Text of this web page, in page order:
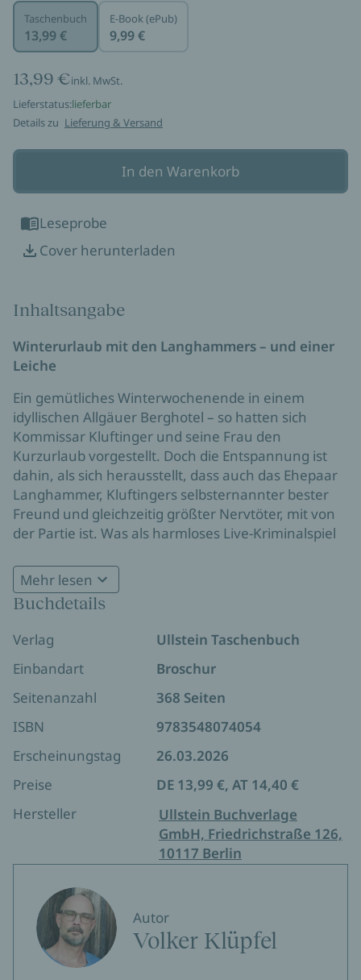
Taschenbuch
13,99 €
E-Book (ePub)
9,99 €
13,99 €inkl. MwSt.
Lieferstatus:lieferbar
Details zu Lieferung & Versand
In den Warenkorb
Leseprobe
Cover herunterladen
Inhaltsangabe
Winterurlaub mit den Langhammers – und einer
Leiche
Ein gemütliches Winterwochenende in einem
idyllischen Allgäuer Berghotel – so hatten sich
Kommissar Kluftinger und seine Frau den
Kurzurlaub vorgestellt. Doch die Entspannung ist
dahin, als sich herausstellt, dass auch das Ehepaar
Langhammer, Kluftingers selbsternannter bester
Freund und gleichzeitig größter Nervtöter, mit von
der Partie ist. Was als harmloses Live-Kriminalspiel
wird tot aufgefunden, und der Tatort ist ein von
innen verschlossener Raum. Als ein heftiger
Schneesturm das Hotel von der Außenwelt
abschneidet, spitzt sich die Lage zu.
Ein verschneites Hotel voller Geheimnisse und skurriler
Michael Kobr einen klassischen Whodunit, der
durch die verschneite Bergkulisse und die
Atmosphäre schafft. Der fünfte Fall des beliebten
Kommissars Kluftinger vereint Spannung, Humor
Zusammenspiel mit seinem ewigen Widersacher
Langhammer sorgt für herrlich bissige Dialoge und
unvergessliche Momente – ein Muss für Fans
intelligenter Krimis und atmosphärischer
Geschichten.
Ein Krimi, der Sie bis zur letzten Seite fesseln wird –
Mehr lesen
Buchdetails
Verlag
Ullstein Taschenbuch
Einbandart
Broschur
Seitenanzahl
368 Seiten
ISBN
9783548074054
Erscheinungstag
26.03.2026
Preise
DE 13,99 €, AT 14,40 €
Hersteller
Ullstein Buchverlage
GmbH, Friedrichstraße 126,
10117 Berlin
Autor
Volker Klüpfel